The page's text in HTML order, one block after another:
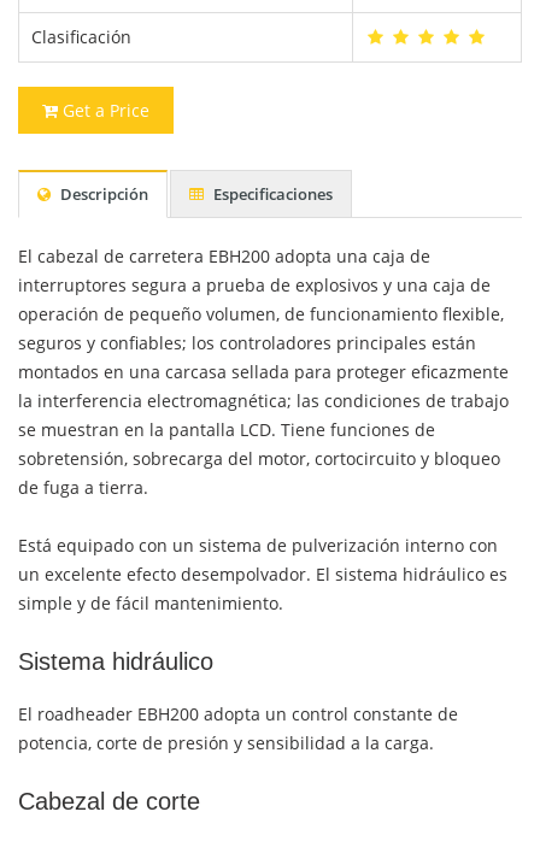
Clasificación
Get a Price
Descripción Especificaciones
El cabezal de carretera EBH200 adopta una caja de
interruptores segura a prueba de explosivos y una caja de
operación de pequeño volumen, de funcionamiento flexible,
seguros y confiables; los controladores principales están
montados en una carcasa sellada para proteger eficazmente
la interferencia electromagnética; las condiciones de trabajo
se muestran en la pantalla LCD. Tiene funciones de
sobretensión, sobrecarga del motor, cortocircuito y bloqueo
de fuga a tierra.
Está equipado con un sistema de pulverización interno con
un excelente efecto desempolvador. El sistema hidráulico es
simple y de fácil mantenimiento.
Sistema hidráulico
El roadheader EBH200 adopta un control constante de
potencia, corte de presión y sensibilidad a la carga.
Cabezal de corte